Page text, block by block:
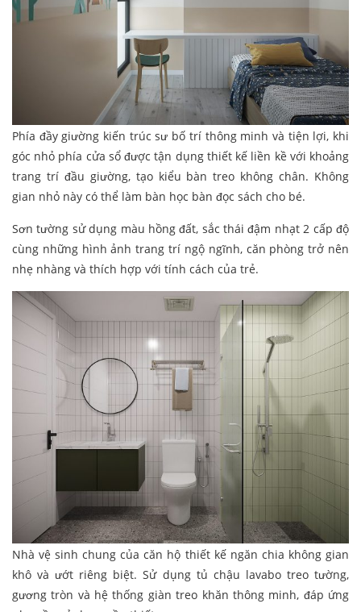
Phía đầy giường kiến trúc sư bố trí thông minh và tiện lợi, khi
góc nhỏ phía cửa sổ được tận dụng thiết kế liền kề với khoảng
trang trí đầu giường, tạo kiểu bàn treo không chân. Không
gian nhỏ này có thể làm bàn học bàn đọc sách cho bé.
Sơn tường sử dụng màu hồng đất, sắc thái đậm nhạt 2 cấp độ
cùng những hình ảnh trang trí ngộ ngĩnh, căn phòng trở nên
nhẹ nhàng và thích hợp với tính cách của trẻ.
Nhà vệ sinh chung của căn hộ thiết kế ngăn chia không gian
khô và ướt riêng biệt. Sử dụng tủ chậu lavabo treo tường,
gương tròn và hệ thống giàn treo khăn thông minh, đáp ứng